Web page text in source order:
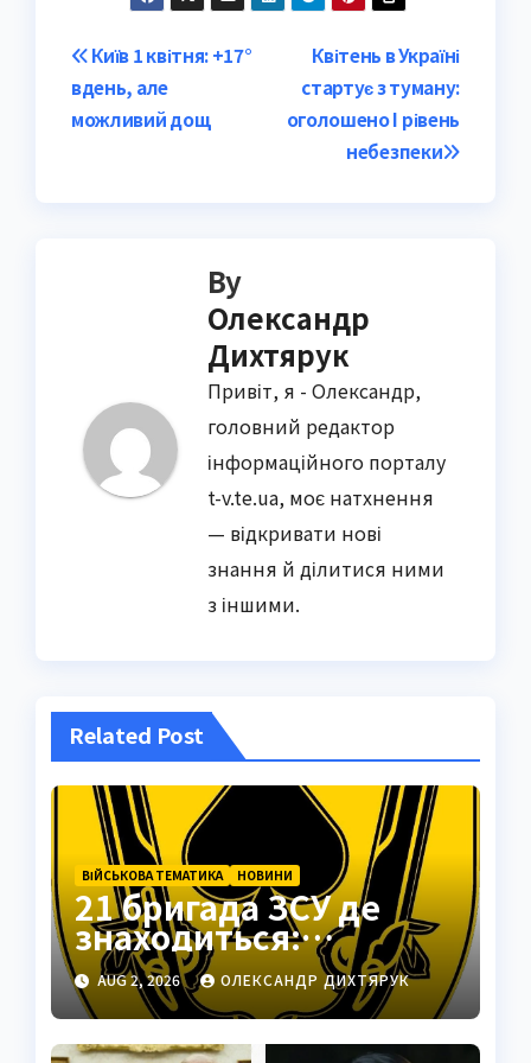
Post
navigation
Квітень в Україні
стартує з туману:
оголошено I рівень
небезпеки
Київ 1 квітня: +17°
вдень, але
можливий дощ
By
Олександр
Дихтярук
Привіт, я - Олександр,
головний редактор
інформаційного порталу
t-v.te.ua, моє натхнення
— відкривати нові
знання й ділитися ними
з іншими.
Related Post
ВІЙСЬКОВА ТЕМАТИКА НОВИНИ
21 бригада ЗСУ де
знаходиться:
Подільськ як
стратегічний центр
AUG 2, 2026 ОЛЕКСАНДР ДИХТЯРУК